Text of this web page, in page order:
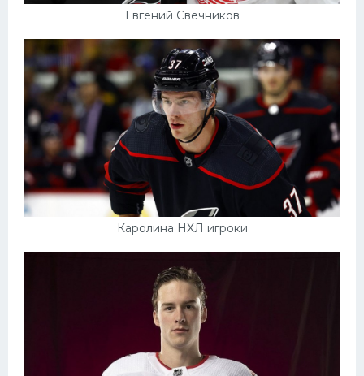
Евгений Свечников
Каролина НХЛ игроки